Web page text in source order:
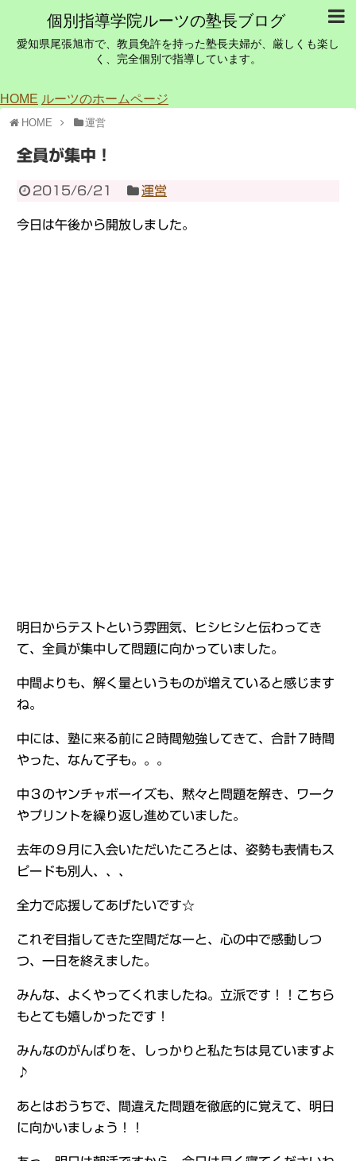
個別指導学院ルーツの塾長ブログ
愛知県尾張旭市で、教員免許を持った塾長夫婦が、厳しくも楽し
く、完全個別で指導しています。
HOME ルーツのホームページ
HOME 運営
全員が集中！
2015/6/21 運営
今日は午後から開放しました。
明日からテストという雰囲気、ヒシヒシと伝わってき
て、全員が集中して問題に向かっていました。
中間よりも、解く量というものが増えていると感じます
ね。
中には、塾に来る前に２時間勉強してきて、合計７時間
やった、なんて子も。。。
中３のヤンチャボーイズも、黙々と問題を解き、ワーク
やプリントを繰り返し進めていました。
去年の９月に入会いただいたころとは、姿勢も表情もス
ピードも別人、、、
全力で応援してあげたいです☆
これぞ目指してきた空間だなーと、心の中で感動しつ
つ、一日を終えました。
みんな、よくやってくれましたね。立派です！！こちら
もとても嬉しかったです！
みんなのがんばりを、しっかりと私たちは見ていますよ
♪
あとはおうちで、間違えた問題を徹底的に覚えて、明日
に向かいましょう！！